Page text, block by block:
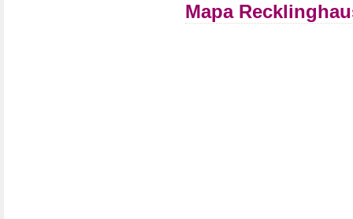
Mapa